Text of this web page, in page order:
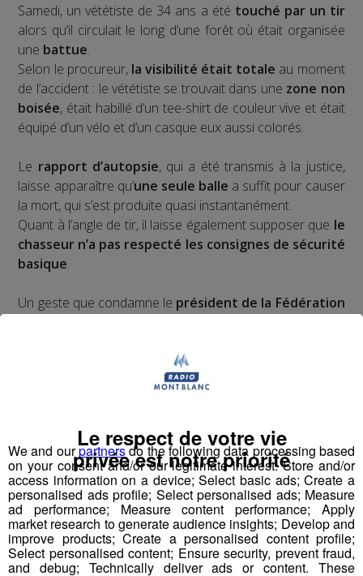
Samedi, un vététiste de 34 ans a été touché par un tir
alors qu’il circulait le long d’une forêt où était organisée
une battue.
Selon le procureur, la visibilité était totale au moment
de l’accident : le vététiste se trouvait dans une zone non
boisée, était habillé d’un tee-shirt de couleur vive et était
équipé d’un vélo et d’un casque eux aussi colorés.
Le rapport d’autopsie, qui a été transmis à la justice,
laisse apparaître qu’une seule balle a suffit pour causer
la mort, qui s’est produite quasi instantanément.
Quant à l’angle de tir, il laisse également supposer que le
chasseur n’a pas respecté les consignes de sécurité
basique.
Un geste que condamne le président de la Fédération
Cet accident intervient alors que les mesures de
sécurité a été renforcée ces dernières années en
Haute-Savoie
Mathieu Muffat,président de l’Association
Communale de Chasse Agréée, qui a organisé la
We and ourpartnersdo the following data processing based
on your consent and/or our legitimate interest: Store and/or
access information on a device; Select basic ads; Create a
personalised ads profile; Select personalised ads; Measure
ad performance; Measure content performance; Apply
market research to generate audience insights; Develop and
improve products; Create a personalised content profile;
Select personalised content; Ensure security, prevent fraud,
and debug; Technically deliver ads or content. These
Le respect de votre vie
privée est notre priorité